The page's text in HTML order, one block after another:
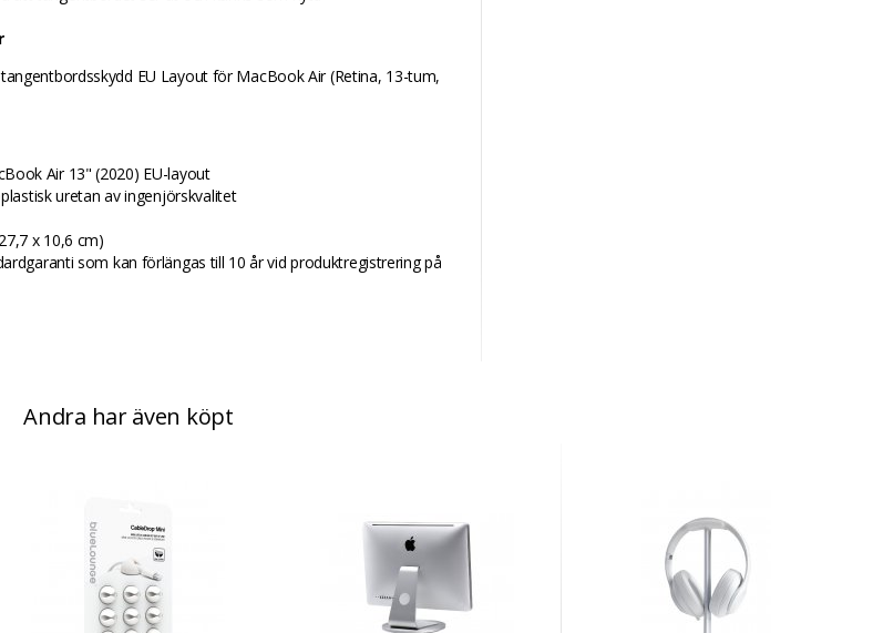
EU Layout för MacBook Air (Retina, 13-tum,
Air 13" (2020) EU-layout
uretan av ingenjörskvalitet
x 10,6 cm)
som kan förlängas till 10 år vid produktregistrering på
Andra har även köpt